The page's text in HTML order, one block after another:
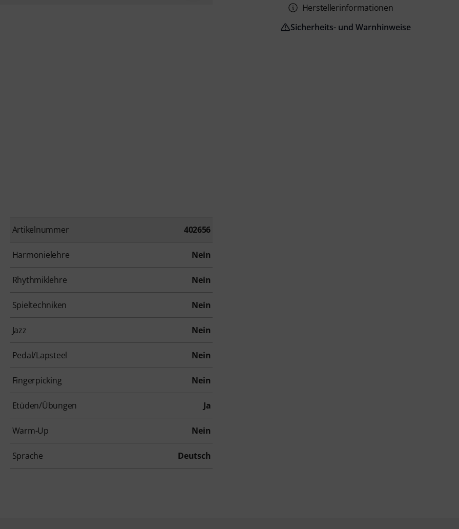
Artikelnummer 402656
Harmonielehre Nein
Rhythmiklehre Nein
Spieltechniken Nein
Jazz Nein
Pedal/Lapsteel Nein
Fingerpicking Nein
Etüden/Übungen Ja
Warm-Up Nein
Sprache Deutsch
Herstellerinformationen
Sicherheits- und Warnhinweise